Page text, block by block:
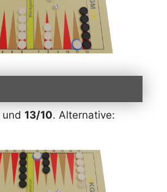
und 13/10. Alternative: